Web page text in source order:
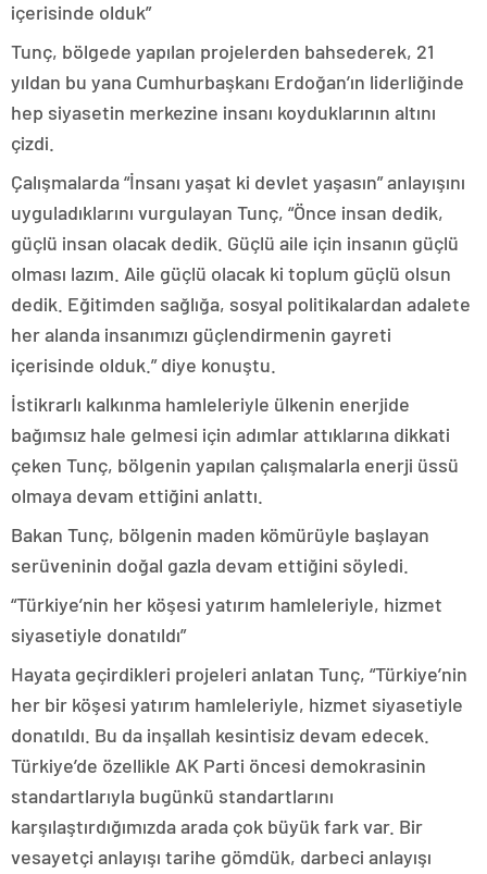
içerisinde olduk”
Tunç, bölgede yapılan projelerden bahsederek, 21
yıldan bu yana Cumhurbaşkanı Erdoğan’ın liderliğinde
hep siyasetin merkezine insanı koyduklarının altını
çizdi.
Çalışmalarda “İnsanı yaşat ki devlet yaşasın” anlayışını
uyguladıklarını vurgulayan Tunç, “Önce insan dedik,
güçlü insan olacak dedik. Güçlü aile için insanın güçlü
olması lazım. Aile güçlü olacak ki toplum güçlü olsun
dedik. Eğitimden sağlığa, sosyal politikalardan adalete
her alanda insanımızı güçlendirmenin gayreti
içerisinde olduk.” diye konuştu.
İstikrarlı kalkınma hamleleriyle ülkenin enerjide
bağımsız hale gelmesi için adımlar attıklarına dikkati
çeken Tunç, bölgenin yapılan çalışmalarla enerji üssü
olmaya devam ettiğini anlattı.
Bakan Tunç, bölgenin maden kömürüyle başlayan
serüveninin doğal gazla devam ettiğini söyledi.
“Türkiye’nin her köşesi yatırım hamleleriyle, hizmet
siyasetiyle donatıldı”
Hayata geçirdikleri projeleri anlatan Tunç, “Türkiye’nin
her bir köşesi yatırım hamleleriyle, hizmet siyasetiyle
donatıldı. Bu da inşallah kesintisiz devam edecek.
Türkiye’de özellikle AK Parti öncesi demokrasinin
standartlarıyla bugünkü standartlarını
karşılaştırdığımızda arada çok büyük fark var. Bir
vesayetçi anlayışı tarihe gömdük, darbeci anlayışı